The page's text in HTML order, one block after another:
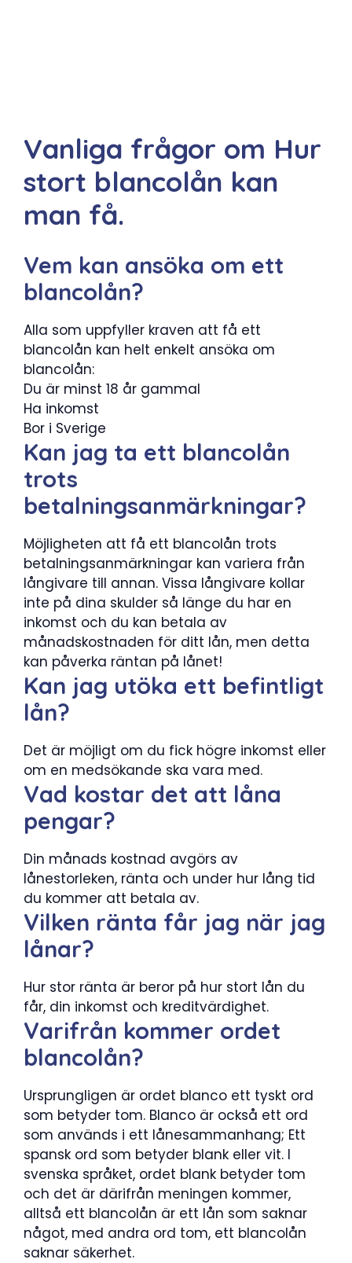
Vanliga frågor om Hur
stort blancolån kan
man få.
Vem kan ansöka om ett
blancolån?
Alla som uppfyller kraven att få ett
blancolån kan helt enkelt ansöka om
blancolån:
Du är minst 18 år gammal
Ha inkomst
Bor i Sverige
Kan jag ta ett blancolån
trots
betalningsanmärkningar?
Möjligheten att få ett blancolån trots
betalningsanmärkningar kan variera från
långivare till annan. Vissa långivare kollar
inte på dina skulder så länge du har en
inkomst och du kan betala av
månadskostnaden för ditt lån, men detta
kan påverka räntan på lånet!
Kan jag utöka ett befintligt
lån?
Det är möjligt om du fick högre inkomst eller
om en medsökande ska vara med.
Vad kostar det att låna
pengar?
Din månads kostnad avgörs av
lånestorleken, ränta och under hur lång tid
du kommer att betala av.
Vilken ränta får jag när jag
lånar?
Hur stor ränta är beror på hur stort lån du
får, din inkomst och kreditvärdighet.
Varifrån kommer ordet
blancolån?
Ursprungligen är ordet blanco ett tyskt ord
som betyder tom. Blanco är också ett ord
som används i ett lånesammanhang; Ett
spansk ord som betyder blank eller vit. I
svenska språket, ordet blank betyder tom
och det är därifrån meningen kommer,
alltså ett blancolån är ett lån som saknar
något, med andra ord tom, ett blancolån
saknar säkerhet.